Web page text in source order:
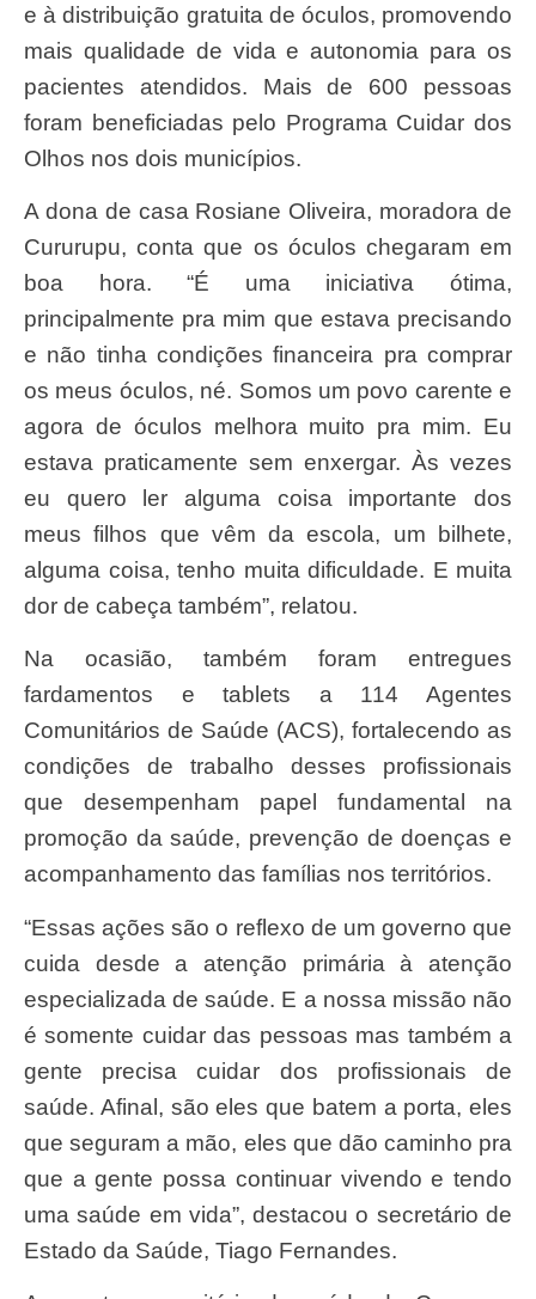
e à distribuição gratuita de óculos, promovendo
mais qualidade de vida e autonomia para os
pacientes atendidos. Mais de 600 pessoas
foram beneficiadas pelo Programa Cuidar dos
Olhos nos dois municípios.
A dona de casa Rosiane Oliveira, moradora de
Cururupu, conta que os óculos chegaram em
boa hora. “É uma iniciativa ótima,
principalmente pra mim que estava precisando
e não tinha condições financeira pra comprar
os meus óculos, né. Somos um povo carente e
agora de óculos melhora muito pra mim. Eu
estava praticamente sem enxergar. Às vezes
eu quero ler alguma coisa importante dos
meus filhos que vêm da escola, um bilhete,
alguma coisa, tenho muita dificuldade. E muita
dor de cabeça também”, relatou.
Na ocasião, também foram entregues
fardamentos e tablets a 114 Agentes
Comunitários de Saúde (ACS), fortalecendo as
condições de trabalho desses profissionais
que desempenham papel fundamental na
promoção da saúde, prevenção de doenças e
acompanhamento das famílias nos territórios.
“Essas ações são o reflexo de um governo que
cuida desde a atenção primária à atenção
especializada de saúde. E a nossa missão não
é somente cuidar das pessoas mas também a
gente precisa cuidar dos profissionais de
saúde. Afinal, são eles que batem a porta, eles
que seguram a mão, eles que dão caminho pra
que a gente possa continuar vivendo e tendo
uma saúde em vida”, destacou o secretário de
Estado da Saúde, Tiago Fernandes.